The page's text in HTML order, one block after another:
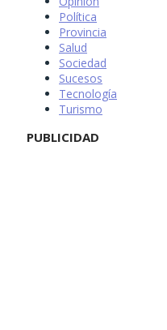
Política
Provincia
Salud
Sociedad
Sucesos
Tecnología
Turismo
PUBLICIDAD